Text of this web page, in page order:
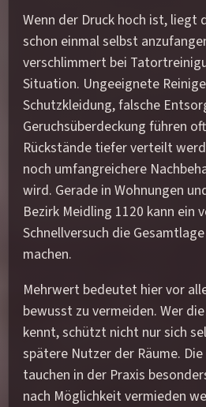
Wenn der Druck hoch ist, liegt
schon einmal selbst
verschlimmert bei
Situation. Ungeeignete
Schutzkleidung, falsche
Geruchsüberdeckung führen
Rückstände tiefer verteilt
noch umfangreichere
wird. Gerade in Wohnungen
Bezirk Meidling 1120 kann ein
Schnellversuch die
machen.
Mehrwert bedeutet hier vor
bewusst zu vermeiden. Wer
kennt, schützt nicht nur sich
spätere Nutzer der Räume.
tauchen in der Praxis
nach Möglichkeit vermieden